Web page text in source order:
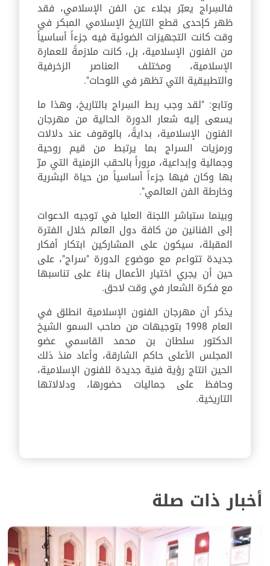
فالسِراج يعبّر بجلاء عن الفن الإسلامي، فقد
ظهر كإحدى قطع التاريخ الإسلامي المبكر في
وقت كانت التجهيزات الضوئية فيه جزءاً أساسياً
من الفنون الإسلامية، بل، كانت ملازمةً للعمارة
الإسلامية، ومختلف العناصر الزخرفية
والتطبيقية التي تظهر في اللوحات".
وتابع: "لقد وجب ربط السِراج بالتاريخ، وهذا ما
يسعى إليه شعار الدورة الحالية من مهرجان
الفنون الإسلامية، بدايةً، بالوقوف عند دلالات
ورمزيات السراج بما يرتبط من قيم روحية
وجمالية وإبداعية، مروراً بالحقب الزمنية التي مرّ
بها وكان فيها جزءاً أساسياً من حياة البشرية
وخارطة الفن العالمي".
وبينما ستباشر اللجنة العليا في توجيه الدعوات
إلى الفنانين من كافة دول العالم خلال الفترة
المقبلة، سيكون على المشاركين ابتكار أفكار
جديدة تتواءم مع موضوع الدورة "سراج"، على
حين أن يجري اختيار الأعمال بناءً على تناسبها
مع فكرة الشعار في وقت لاحق.
يذكر أن مهرجان الفنون الإسلامية انطلق في
العام 1998 بتوجيهات من صاحب السمو الشيخ
الدكتور سلطان بن محمد القاسمي عضو
المجلس الأعلى حاكم الشارقة، وأعاد منذ ذلك
الحين انتاج رؤية فنية جديدة للفنون الإسلامية،
وحافظ على جماليات حضورها، ودلالاتها
التاريخية.
أخبار ذات صلة